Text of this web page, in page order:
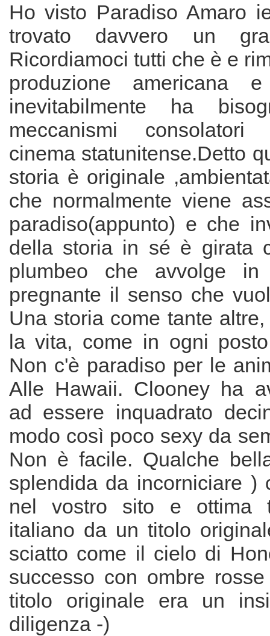
Ho visto Paradiso Amaro
trovato davvero un
Ricordiamoci tutti che è e
produzione americana
inevitabilmente ha
meccanismi
cinema statunitense.Detto
storia è originale
che normalmente viene
paradiso(appunto) e che
della storia in sé è girata
plumbeo che avvolge in
pregnante il senso che
Una storia come tante
la vita, come in ogni
Non c'è paradiso per le
Alle Hawaii. Clooney ha
ad essere inquadrato
modo così poco sexy da
Non è facile. Qualche
splendida da incorniciare )
nel vostro sito e ottima
italiano da un titolo
sciatto come il cielo di
successo con ombre
titolo originale era un
diligenza -)